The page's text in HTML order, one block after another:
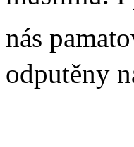
nás
odputěny